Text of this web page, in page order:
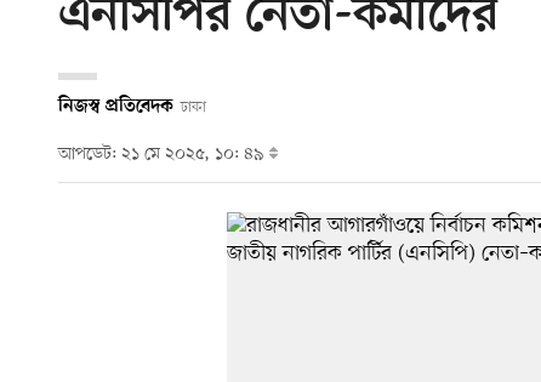
এনসিপির নেতা-কর্মীদের
নিজস্ব প্রতিবেদক ঢাকা
আপডেট: ২১ মে ২০২৫, ১০: ৪৯